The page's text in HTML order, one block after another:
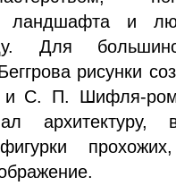
ландшафта и
Для
рисунки
С. П. Шифля-
архитектуру,